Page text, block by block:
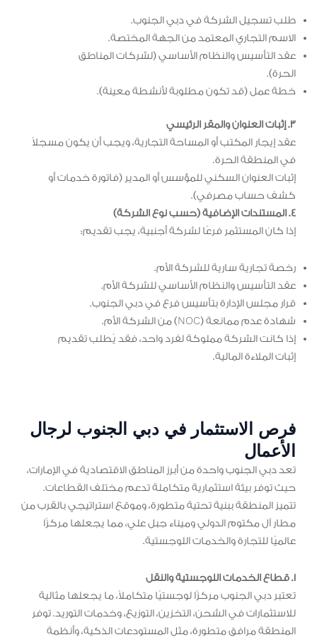
طلب تسجيل الشركة في دبي الجنوب.
الاسم التجاري المعتمد من الجهة المختصة.
عقد التأسيس والنظام الأساسي (لشركات المناطق
الحرة).
خطة عمل (قد تكون مطلوبة لأنشطة معينة).
3. إثبات العنوان والمقر الرئيسي
عقد إيجار المكتب أو المساحة التجارية، ويجب أن يكون مسجلاً
في المنطقة الحرة.
إثبات العنوان السكني للمؤسس أو المدير (فاتورة خدمات أو
كشف حساب مصرفي).
4. المستندات الإضافية (حسب نوع الشركة)
إذا كان المستثمر فرعًا لشركة أجنبية، يجب تقديم:
رخصة تجارية سارية للشركة الأم.
عقد التأسيس والنظام الأساسي للشركة الأم.
قرار مجلس الإدارة بتأسيس فرع في دبي الجنوب.
شهادة عدم ممانعة (NOC) من الشركة الأم.
إذا كانت الشركة مملوكة لفرد واحد، فقد يُطلب تقديم
إثبات الملاءة المالية.
فرص الاستثمار في دبي الجنوب لرجال
الأعمال
تعد دبي الجنوب واحدة من أبرز المناطق الاقتصادية في الإمارات،
حيث توفر بيئة استثمارية متكاملة تدعم مختلف القطاعات.
تتميز المنطقة ببنية تحتية متطورة، وموقع استراتيجي بالقرب من
مطار آل مكتوم الدولي وميناء جبل علي، مما يجعلها مركزًا
عالميًا للتجارة والخدمات اللوجستية.
1. قطاع الخدمات اللوجستية والنقل
تعتبر دبي الجنوب مركزًا لوجستيًا متكاملاً، ما يجعلها مثالية
للاستثمارات في الشحن، التخزين، التوزيع، وخدمات التوريد. توفر
المنطقة مرافق متطورة، مثل المستودعات الذكية، وأنظمة